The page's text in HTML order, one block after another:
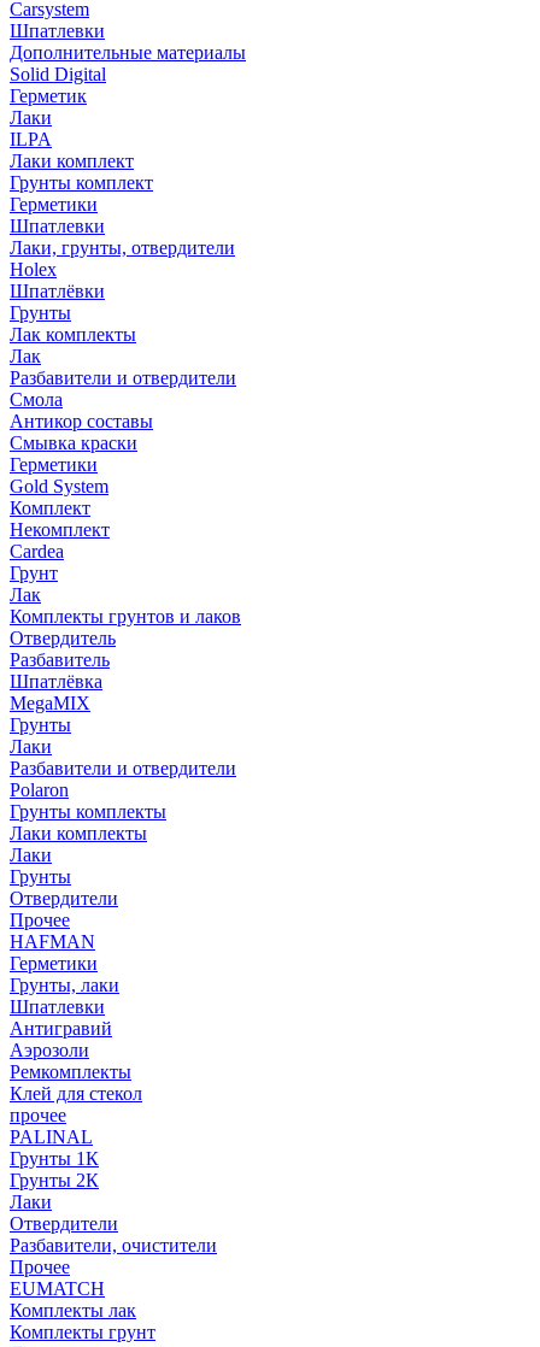
Carsystem
Шпатлевки
Дополнительные материалы
Solid Digital
Герметик
Лаки
ILPA
Лаки комплект
Грунты комплект
Герметики
Шпатлевки
Лаки, грунты, отвердители
Holex
Шпатлёвки
Грунты
Лак комплекты
Лак
Разбавители и отвердители
Смола
Антикор составы
Смывка краски
Герметики
Gold System
Комплект
Некомплект
Cardea
Грунт
Лак
Комплекты грунтов и лаков
Отвердитель
Разбавитель
Шпатлёвка
MegaMIX
Грунты
Лаки
Разбавители и отвердители
Polaron
Грунты комплекты
Лаки комплекты
Лаки
Грунты
Отвердители
Прочее
HAFMAN
Герметики
Грунты, лаки
Шпатлевки
Антигравий
Аэрозоли
Ремкомплекты
Клей для стекол
прочее
PALINAL
Грунты 1К
Грунты 2К
Лаки
Отвердители
Разбавители, очистители
Прочее
EUMATCH
Комплекты лак
Комплекты грунт